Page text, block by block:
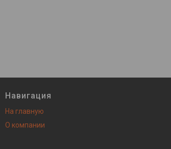
Навигация
На главную
О компании